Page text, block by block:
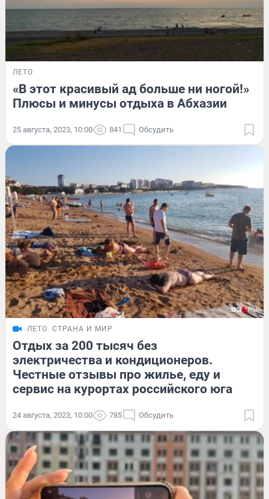
ЛЕТО
«В этот красивый ад больше ни ногой!»
Плюсы и минусы отдыха в Абхазии
25 августа, 2023, 10:00 841 Обсудить
ЛЕТО СТРАНА И МИР
Отдых за 200 тысяч без
электричества и кондиционеров.
Честные отзывы про жилье, еду и
сервис на курортах российского юга
24 августа, 2023, 10:00 785 Обсудить